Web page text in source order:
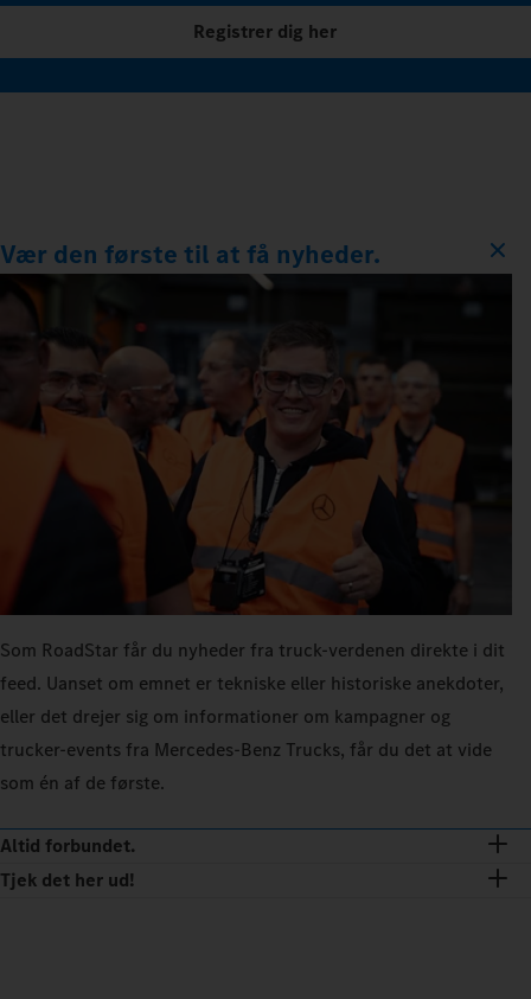
Registrer dig her
Vær den første til at få nyheder.
Som RoadStar får du nyheder fra truck-verdenen direkte i dit
feed. Uanset om emnet er tekniske eller historiske anekdoter,
eller det drejer sig om informationer om kampagner og
trucker-events fra Mercedes‑Benz Trucks, får du det at vide
som én af de første.
Altid forbundet.
Tjek det her ud!